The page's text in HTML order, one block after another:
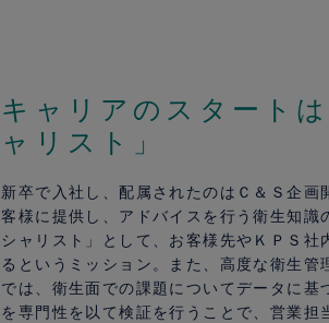
キャリアのスタート
ャリスト」
新卒で入社し、配属されたのはＣ＆Ｓ企画
客様に提供し、アドバイスを行う衛生知識
シャリスト」として、お客様先やＫＰＳ社
るというミッション。また、高度な衛生管
では、衛生面での課題についてデータに基
を専門性を以て検証を行うことで、営業担